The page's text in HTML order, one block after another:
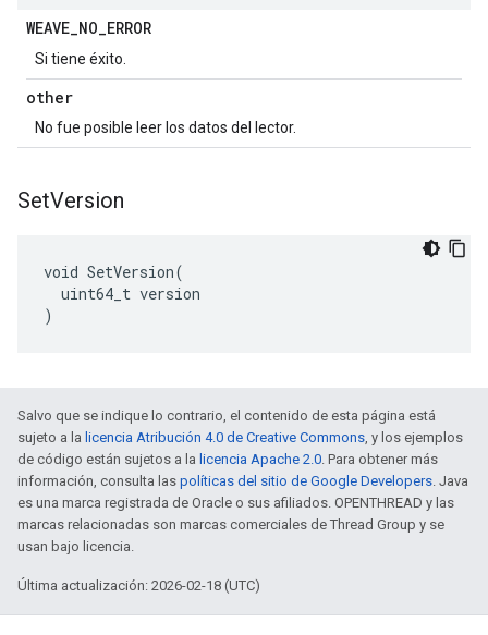
WEAVE_NO_ERROR
Si tiene éxito.
other
No fue posible leer los datos del lector.
SetVersion
void SetVersion(
  uint64_t version
)
Salvo que se indique lo contrario, el contenido de esta página está
sujeto a la licencia Atribución 4.0 de Creative Commons, y los ejemplos
de código están sujetos a la licencia Apache 2.0. Para obtener más
información, consulta las políticas del sitio de Google Developers. Java
es una marca registrada de Oracle o sus afiliados. OPENTHREAD y las
marcas relacionadas son marcas comerciales de Thread Group y se
usan bajo licencia.
Última actualización: 2026-02-18 (UTC)